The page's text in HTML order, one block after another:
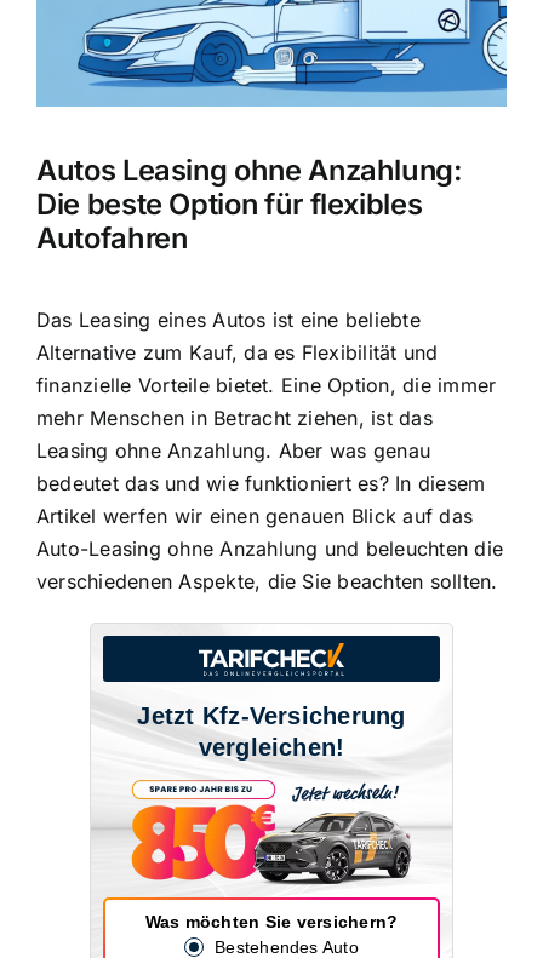
Autos Leasing ohne Anzahlung:
Die beste Option für flexibles
Autofahren
Das Leasing eines Autos ist eine beliebte
Alternative zum Kauf, da es Flexibilität und
finanzielle Vorteile bietet. Eine Option, die immer
mehr Menschen in Betracht ziehen, ist das
Leasing ohne Anzahlung. Aber was genau
bedeutet das und wie funktioniert es? In diesem
Artikel werfen wir einen genauen Blick auf das
Auto-Leasing ohne Anzahlung und beleuchten die
verschiedenen Aspekte, die Sie beachten sollten.
Jetzt Kfz-Versicherung
vergleichen!
Was möchten Sie versichern?
Bestehendes Auto